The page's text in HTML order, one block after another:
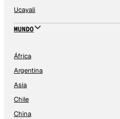
Ucayali
MUNDO
África
Argentina
Asia
Chile
China